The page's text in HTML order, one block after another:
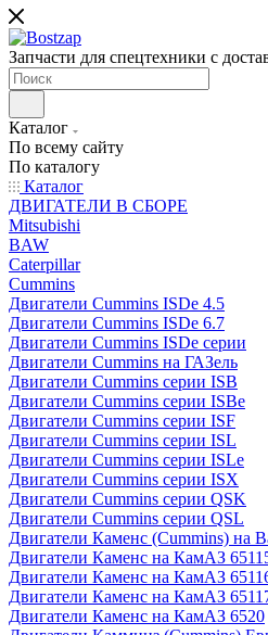
Запчасти для спецтехники с
Каталог
По всему сайту
По каталогу
Каталог
ДВИГАТЕЛИ В СБОРЕ
Mitsubishi
BAW
Caterpillar
Cummins
Двигатели Cummins ISDe 4.5
Двигатели Cummins ISDe 6.7
Двигатели Cummins ISDe серии
Двигатели Cummins на ГАЗель
Двигатели Cummins серии ISB
Двигатели Cummins серии ISBe
Двигатели Cummins серии ISF
Двигатели Cummins серии ISL
Двигатели Cummins серии ISLe
Двигатели Cummins серии ISX
Двигатели Cummins серии QSK
Двигатели Cummins серии QSL
Двигатели Каменс (Cummins) на
Двигатели Каменс на КамАЗ
Двигатели Каменс на КамАЗ
Двигатели Каменс на КамАЗ
Двигатели Каменс на КамАЗ 6520